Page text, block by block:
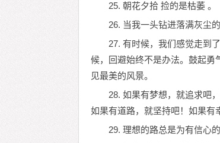
25. 朝花夕拾 捡的是枯萎 。
26. 当我一头钻进落满灰尘
27. 有时候，我们感觉走到
候，回避始终不是办法。鼓起勇
见最美的风景。
28. 如果有梦想，就追求吧
如果有道路，就坚持吧！如果有
29. 理想的路总是为有信心的